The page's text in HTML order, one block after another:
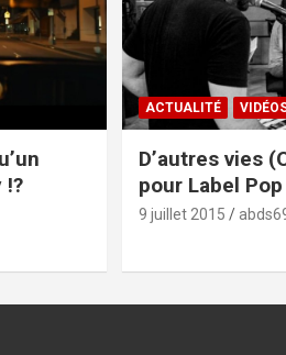
!?
ACTUALITÉ
D’autres vies
pour Label Pop
9 juillet 2015